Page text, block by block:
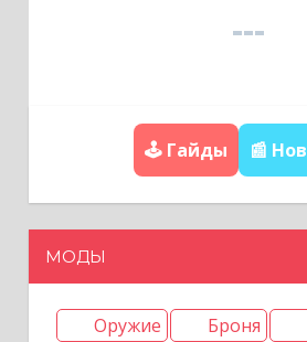
п
и
🕹️ Гайды 📰
МОДЫ
Оружие Броня